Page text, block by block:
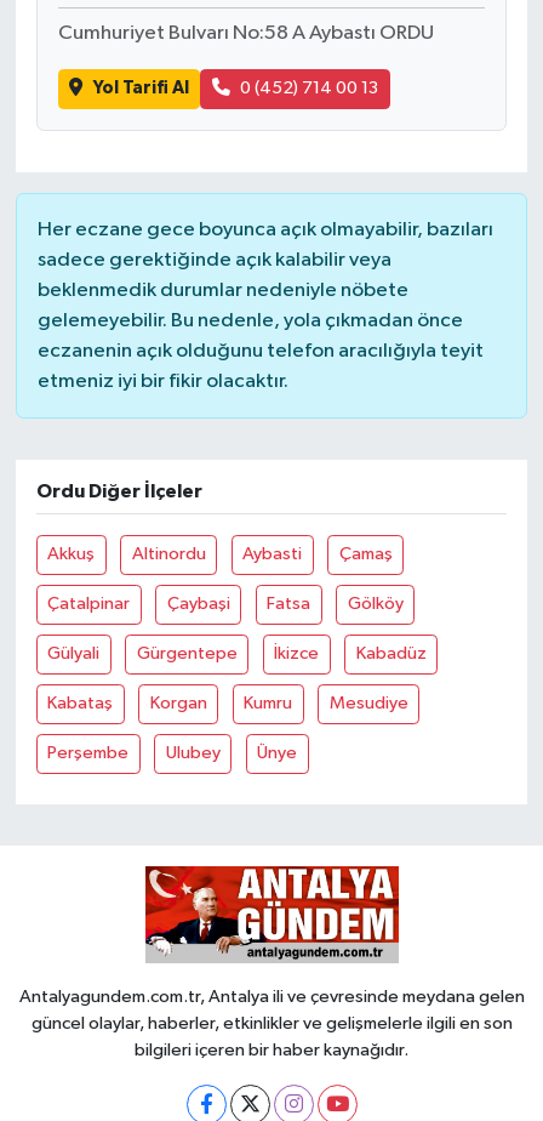
Cumhuriyet Bulvarı No:58 A Aybastı ORDU
Yol Tarifi Al 0 (452) 714 00 13
Her eczane gece boyunca açık olmayabilir, bazıları
sadece gerektiğinde açık kalabilir veya
beklenmedik durumlar nedeniyle nöbete
gelemeyebilir. Bu nedenle, yola çıkmadan önce
eczanenin açık olduğunu telefon aracılığıyla teyit
etmeniz iyi bir fikir olacaktır.
Ordu Diğer İlçeler
Akkuş Altinordu Aybasti Çamaş
Çatalpinar Çaybaşi Fatsa Gölköy
Gülyali Gürgentepe İkizce Kabadüz
Kabataş Korgan Kumru Mesudiye
Perşembe Ulubey Ünye
Antalyagundem.com.tr, Antalya ili ve çevresinde meydana gelen
güncel olaylar, haberler, etkinlikler ve gelişmelerle ilgili en son
bilgileri içeren bir haber kaynağıdır.